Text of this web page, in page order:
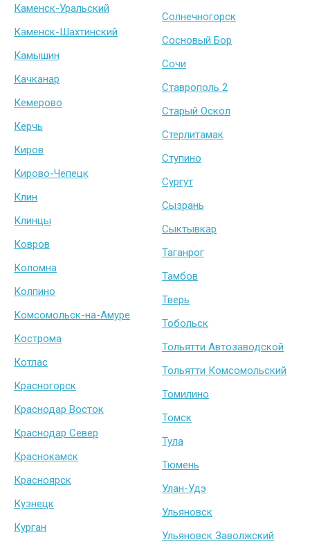
Каменск-Уральский
Каменск-Шахтинский
Камышин
Качканар
Кемерово
Керчь
Киров
Кирово-Чепецк
Клин
Клинцы
Ковров
Коломна
Колпино
Комсомольск-на-Амуре
Кострома
Котлас
Красногорск
Краснодар Восток
Краснодар Север
Краснокамск
Красноярск
Кузнецк
Курган
Солнечногорск
Сосновый Бор
Сочи
Ставрополь 2
Старый Оскол
Стерлитамак
Ступино
Сургут
Сызрань
Сыктывкар
Таганрог
Тамбов
Тверь
Тобольск
Тольятти Автозаводской
Тольятти Комсомольский
Томилино
Томск
Тула
Тюмень
Улан-Удэ
Ульяновск
Ульяновск Заволжский